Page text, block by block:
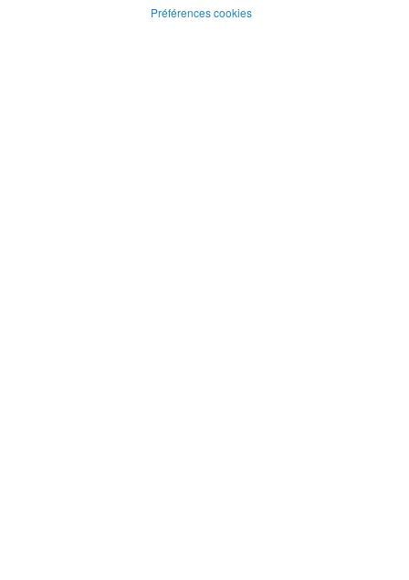
Préférences cookies